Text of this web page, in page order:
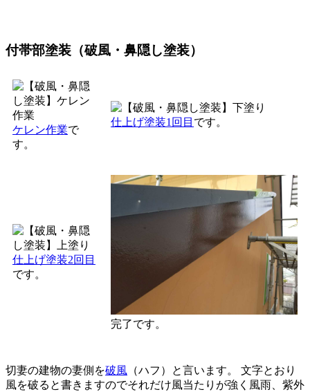
付帯部塗装（破風・鼻隠し塗装）
ケレン作業で
す。
仕上げ塗装1回目 です。
仕上げ塗装2回目
です。
完了です。
切妻の建物の妻側を破風 （ハフ）と言います。 文字とおり
風を破ると書きますのでそれだけ風当たりが強く風雨、紫外